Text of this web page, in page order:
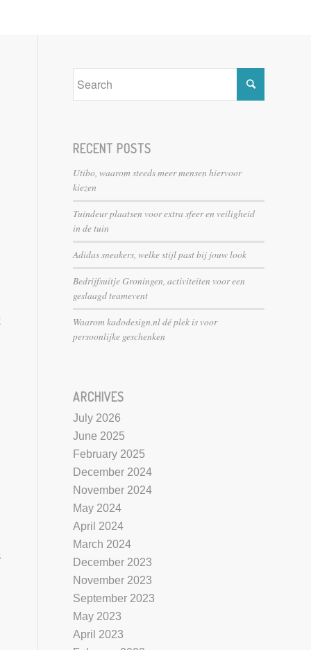
RECENT POSTS
Utibo, waarom steeds meer mensen hiervoor
kiezen
Tuindeur plaatsen voor extra sfeer en veiligheid
in de tuin
Adidas sneakers, welke stijl past bij jouw look
Bedrijfsuitje Groningen, activiteiten voor een
geslaagd teamevent
Waarom kadodesign.nl dé plek is voor
persoonlijke geschenken
ARCHIVES
July 2026
June 2025
February 2025
December 2024
November 2024
May 2024
April 2024
March 2024
December 2023
November 2023
September 2023
May 2023
April 2023